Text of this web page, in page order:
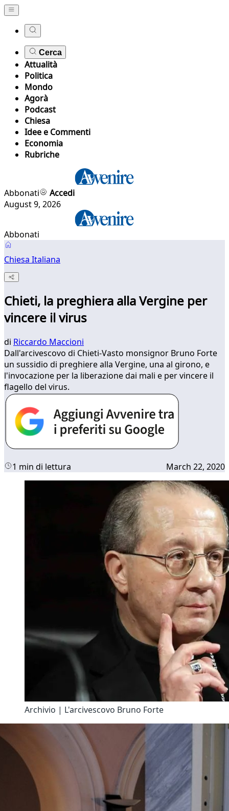
Cerca
Attualità
Politica
Mondo
Agorà
Podcast
Chiesa
Idee e Commenti
Economia
Rubriche
Abbonati
Accedi
August 9, 2026
Abbonati
Chiesa Italiana
Chieti, la preghiera alla Vergine per
vincere il virus
di Riccardo Maccioni
Dall'arcivescovo di Chieti-Vasto monsignor Bruno Forte
un sussidio di preghiere alla Vergine, una al girono, e
l'invocazione per la liberazione dai mali e per vincere il
flagello del virus.
1 min di lettura March 22, 2020
Archivio | L'arcivescovo Bruno Forte